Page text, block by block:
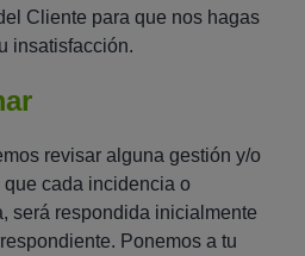
Cliente para que nos hagas
insatisfacción.
revisar alguna gestión y/o
cada incidencia o
será respondida inicialmente
Ponemos a tu